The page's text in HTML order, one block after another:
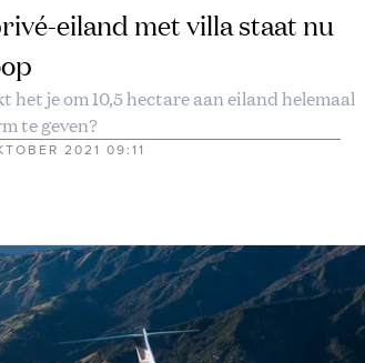
eiland met villa staat nu
het je om 10,5 hectare aan eiland helemaal
te geven?
2021 09:11